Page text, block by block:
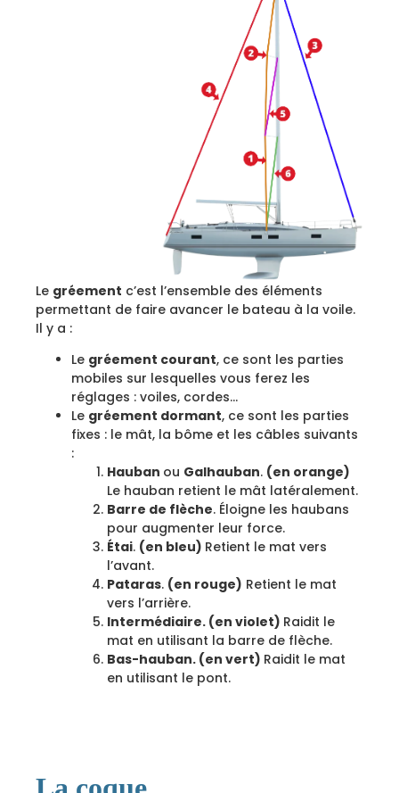
Le gréement c’est l’ensemble des éléments
permettant de faire avancer le bateau à la voile.
Il y a :
Le gréement courant, ce sont les parties
mobiles sur lesquelles vous ferez les
réglages : voiles, cordes…
Le gréement dormant, ce sont les parties
fixes : le mât, la bôme et les câbles suivants
:
Hauban ou Galhauban. (en orange)
Le hauban retient le mât latéralement.
Barre de flèche. Éloigne les haubans
pour augmenter leur force.
Étai. (en bleu) Retient le mat vers
l’avant.
Pataras. (en rouge) Retient le mat
vers l’arrière.
Intermédiaire. (en violet) Raidit le
mat en utilisant la barre de flèche.
Bas-hauban. (en vert) Raidit le mat
en utilisant le pont.